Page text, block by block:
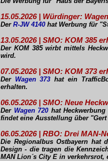
15.05.2026 | Würdinger:
DerR-JW 4140 hat Werbung für
13.05.2026 | SMO: KOM 385
Der KOM 385 wirbt mittels
wird.
07.05.2026 | SMO: KOM 373
Der Wagen 373 hat ein
erhalten.
06.05.2026 | SMO: Neue
Der Wagen 720 hat
findet eine Ausstellung über
06.05.2026 | RBO: Drei MAN-
Die Regionalbus Ostbayern hat
Design - die tragen die
MAN Lion´s City E in